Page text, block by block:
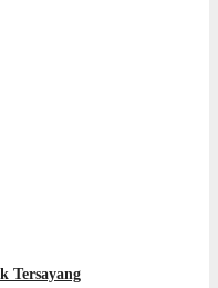
Tersayang